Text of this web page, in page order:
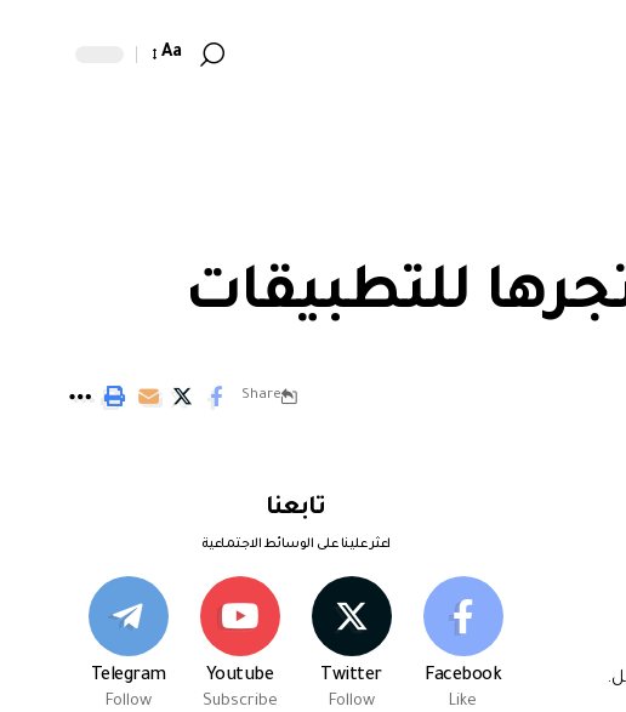
Aa
للتطبيقات
Share
تابعنا
اعثر علينا على الوسائط الاجتماعية
Facebook
Like
Twitter
Follow
Youtube
Subscribe
Telegram
Follow